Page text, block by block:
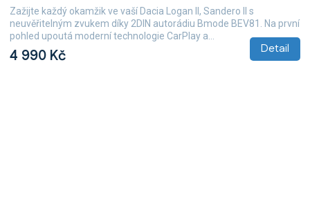
4 990 Kč Detail
Zažijte každý okamžik ve vaší Dacia Logan II, Sandero II s
neuvěřitelným zvukem díky 2DIN autorádiu Bmode BEV81. Na první
pohled upoutá moderní technologie CarPlay a...